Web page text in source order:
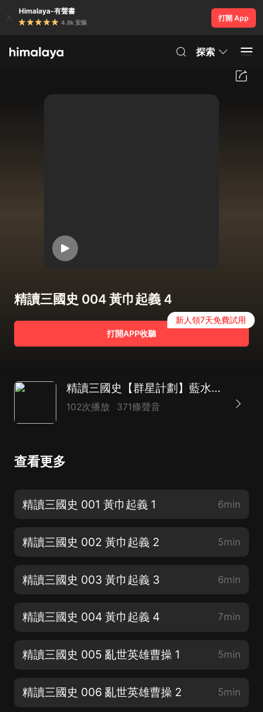
Himalaya-有聲書
4.8k 安裝
打開 App
探索
精讀三國史 004 黃巾起義 4
打開APP收聽
新人領7天免費試用
精讀三國史【群星計劃】藍水飛舟作品 | 比三國演義還要精彩的正史解讀 | 三國風雲 | 劉備曹操孫權關羽 | 成都北演播
102次播放 371條聲音
查看更多
精讀三國史 001 黃巾起義 1 6min
精讀三國史 002 黃巾起義 2 5min
精讀三國史 003 黃巾起義 3 6min
精讀三國史 004 黃巾起義 4 7min
精讀三國史 005 亂世英雄曹操 1 5min
精讀三國史 006 亂世英雄曹操 2 5min